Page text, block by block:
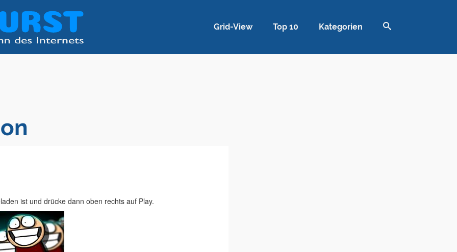
Grid-View Top 10 Kategorien
ist und drücke dann oben rechts auf Play.